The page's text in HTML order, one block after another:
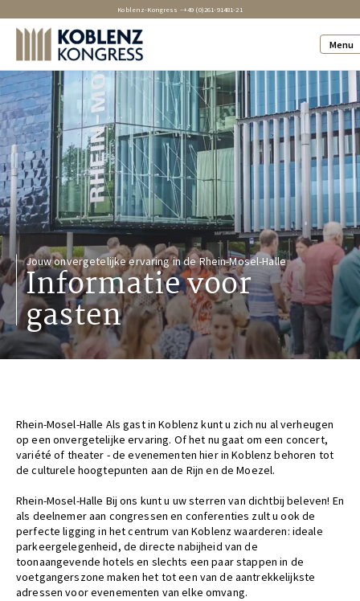
Koblenz-Kongress –+49 (0)261-91481-21
Menu
Jouw onvergetelijke ervaring in de Rhein-Mosel-Halle
Informatie voor
gasten
Rhein-Mosel-Halle Als gast in Koblenz kunt u zich nu al verheugen
op een onvergetelijke ervaring. Of het nu gaat om een concert,
variété of theater - de evenementen hier in Koblenz behoren tot
de culturele hoogtepunten aan de Rijn en de Moezel.
Rhein-Mosel-Halle Bij ons kunt u uw sterren van dichtbij beleven! En
als deelnemer aan congressen en conferenties zult u ook de
perfecte ligging in het centrum van Koblenz waarderen: ideale
parkeergelegenheid, de directe nabijheid van de
toonaangevende hotels en slechts een paar stappen in de
voetgangerszone maken het tot een van de aantrekkelijkste
adressen voor evenementen van elke omvang.